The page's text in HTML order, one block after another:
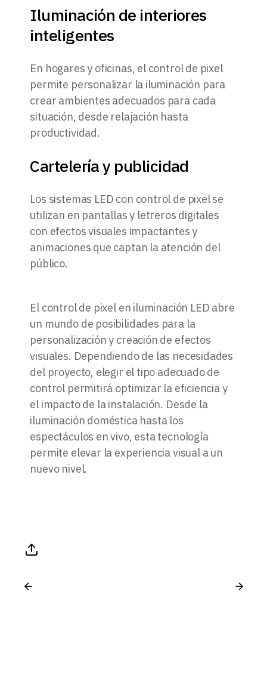
Iluminación de interiores
inteligentes
En hogares y oficinas, el control de pixel
permite personalizar la iluminación para
crear ambientes adecuados para cada
situación, desde relajación hasta
productividad.
Cartelería y publicidad
Los sistemas LED con control de pixel se
utilizan en pantallas y letreros digitales
con efectos visuales impactantes y
animaciones que captan la atención del
público.
El control de pixel en iluminación LED abre
un mundo de posibilidades para la
personalización y creación de efectos
visuales. Dependiendo de las necesidades
del proyecto, elegir el tipo adecuado de
control permitirá optimizar la eficiencia y
el impacto de la instalación. Desde la
iluminación doméstica hasta los
espectáculos en vivo, esta tecnología
permite elevar la experiencia visual a un
nuevo nivel.